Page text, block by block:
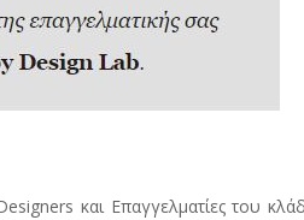
και Επαγγελματίες του